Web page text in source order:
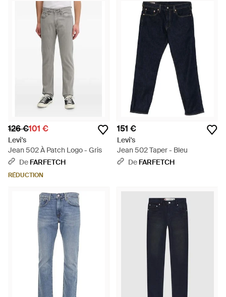
126 €101 €
Levi's
Jean 502 À Patch Logo - Gris
De FARFETCH
RÉDUCTION
151 €
Levi's
Jean 502 Taper - Bleu
De FARFETCH